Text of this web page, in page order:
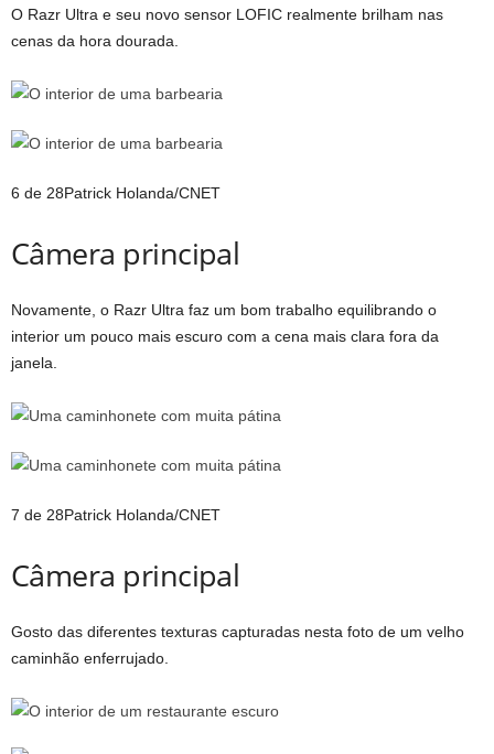
O Razr Ultra e seu novo sensor LOFIC realmente brilham nas
cenas da hora dourada.
6 de 28Patrick Holanda/CNET
Câmera principal
Novamente, o Razr Ultra faz um bom trabalho equilibrando o
interior um pouco mais escuro com a cena mais clara fora da
janela.
7 de 28Patrick Holanda/CNET
Câmera principal
Gosto das diferentes texturas capturadas nesta foto de um velho
caminhão enferrujado.